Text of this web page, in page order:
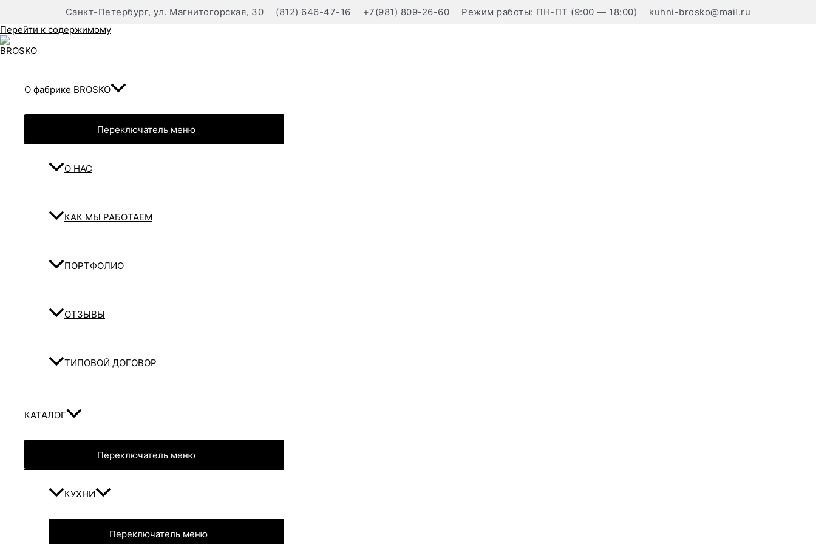
Санкт-Петербург, ул. Магнитогорская, 30 (812) 646-47-16 +7(981) 809-26-60 Режим работы: ПН-ПТ (9:00 — 18:00)
kuhni-brosko@mail.ru
Перейти к содержимому
О фабрике BROSKO
Переключатель меню
О НАС
КАК МЫ РАБОТАЕМ
ПОРТФОЛИО
ОТЗЫВЫ
ТИПОВОЙ ДОГОВОР
КАТАЛОГ
Переключатель меню
КУХНИ
Переключатель меню